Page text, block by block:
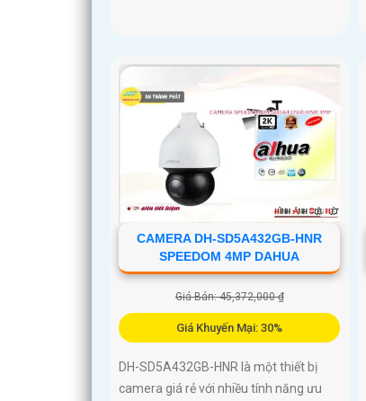
CAMERA DH-SD5A432GB-HNR
SPEEDOM 4MP DAHUA
Giá Bán: 45,372,000 ₫
Giá Khuyến Mại: 30%
DH-SD5A432GB-HNR là một thiết bị
camera giá rẻ với nhiều tính năng ưu